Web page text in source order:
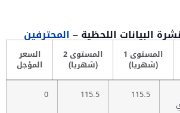
البيانات اللحظية – المحترفين
المستوى 1
(شهريا)
المستوى 2
(شهريا)
السعر
المؤجل
115.5
115.5
0